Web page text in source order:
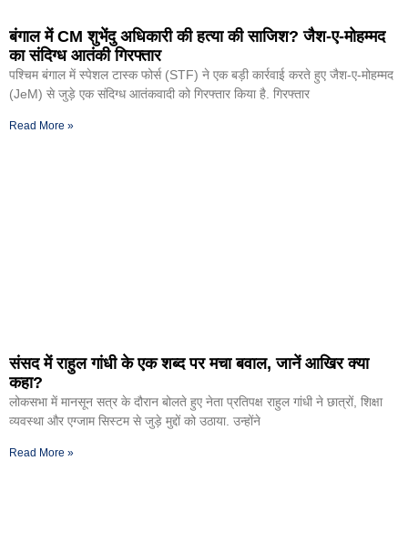
बंगाल में CM शुभेंदु अधिकारी की हत्या की साजिश? जैश-ए-मोहम्मद
का संदिग्ध आतंकी गिरफ्तार
पश्चिम बंगाल में स्पेशल टास्क फोर्स (STF) ने एक बड़ी कार्रवाई करते हुए जैश-ए-मोहम्मद
(JeM) से जुड़े एक संदिग्ध आतंकवादी को गिरफ्तार किया है. गिरफ्तार
Read More »
संसद में राहुल गांधी के एक शब्द पर मचा बवाल, जानें आखिर क्या
कहा?
लोकसभा में मानसून सत्र के दौरान बोलते हुए नेता प्रतिपक्ष राहुल गांधी ने छात्रों, शिक्षा
व्यवस्था और एग्जाम सिस्टम से जुड़े मुद्दों को उठाया. उन्होंने
Read More »